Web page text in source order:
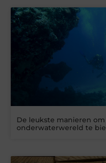
De leukste manieren
onderwaterwereld te